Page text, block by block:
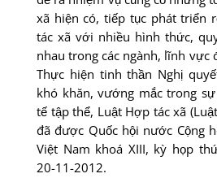
xã hiện có, tiếp tục phát triển
tác xã với nhiều hình thức,
nhau trong các ngành, lĩnh vực
Thực hiện tinh thần Nghị
khó khăn, vướng mắc trong
tế tập thể, Luật Hợp tác xã
đã được Quốc hội nước Cộng
Việt Nam khoá XIII, kỳ họp
20-11-2012.